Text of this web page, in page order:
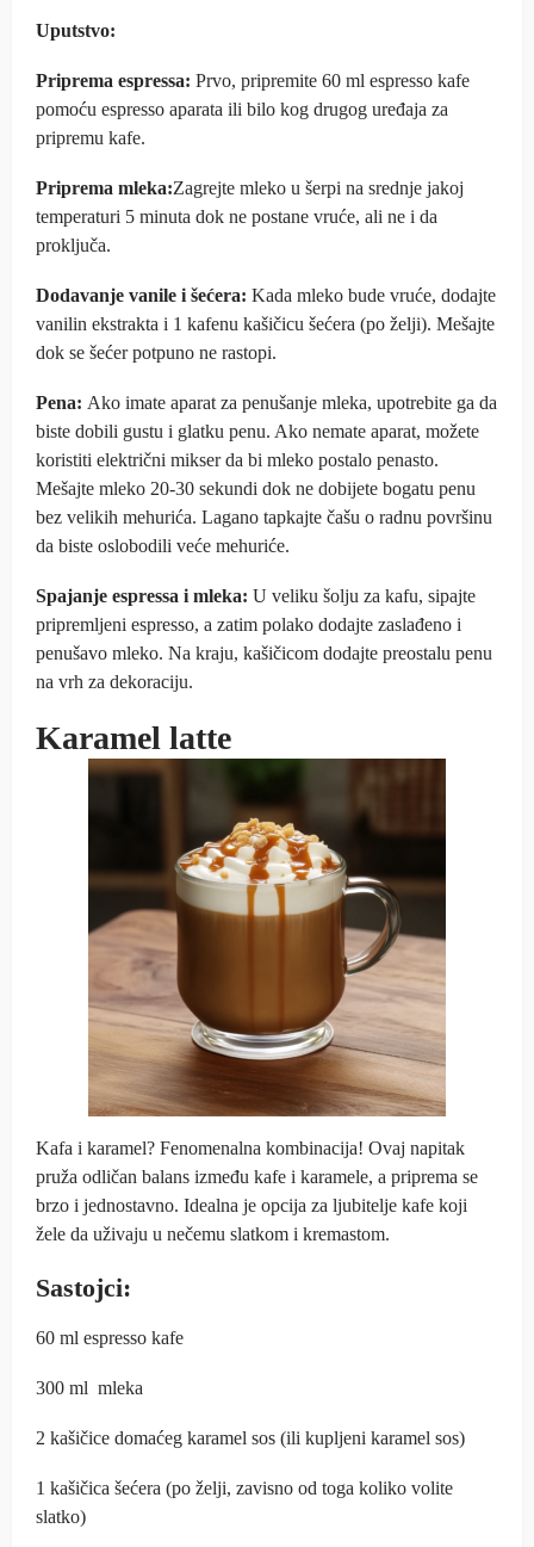
Uputstvo:
Priprema espressa: Prvo, pripremite 60 ml espresso kafe
pomoću espresso aparata ili bilo kog drugog uređaja za
pripremu kafe.
Priprema mleka:Zagrejte mleko u šerpi na srednje jakoj
temperaturi 5 minuta dok ne postane vruće, ali ne i da
proključa.
Dodavanje vanile i šećera: Kada mleko bude vruće, dodajte
vanilin ekstrakta i 1 kafenu kašičicu šećera (po želji). Mešajte
dok se šećer potpuno ne rastopi.
Pena: Ako imate aparat za penušanje mleka, upotrebite ga da
biste dobili gustu i glatku penu. Ako nemate aparat, možete
koristiti električni mikser da bi mleko postalo penasto.
Mešajte mleko 20-30 sekundi dok ne dobijete bogatu penu
bez velikih mehurića. Lagano tapkajte čašu o radnu površinu
da biste oslobodili veće mehuriće.
Spajanje espressa i mleka: U veliku šolju za kafu, sipajte
pripremljeni espresso, a zatim polako dodajte zaslađeno i
penušavo mleko. Na kraju, kašičicom dodajte preostalu penu
na vrh za dekoraciju.
Karamel latte
Kafa i karamel? Fenomenalna kombinacija! Ovaj napitak
pruža odličan balans između kafe i karamele, a priprema se
brzo i jednostavno. Idealna je opcija za ljubitelje kafe koji
žele da uživaju u nečemu slatkom i kremastom.
Sastojci:
60 ml espresso kafe
300 ml mleka
2 kašičice domaćeg karamel sos (ili kupljeni karamel sos)
1 kašičica šećera (po želji, zavisno od toga koliko volite
slatko)